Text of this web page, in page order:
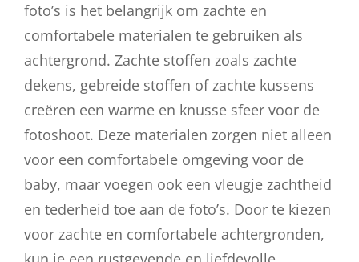
foto’s is het belangrijk om zachte en
comfortabele materialen te gebruiken als
achtergrond. Zachte stoffen zoals zachte
dekens, gebreide stoffen of zachte kussens
creëren een warme en knusse sfeer voor de
fotoshoot. Deze materialen zorgen niet alleen
voor een comfortabele omgeving voor de
baby, maar voegen ook een vleugje zachtheid
en tederheid toe aan de foto’s. Door te kiezen
voor zachte en comfortabele achtergronden,